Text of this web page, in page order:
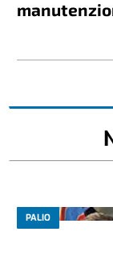
PALIO